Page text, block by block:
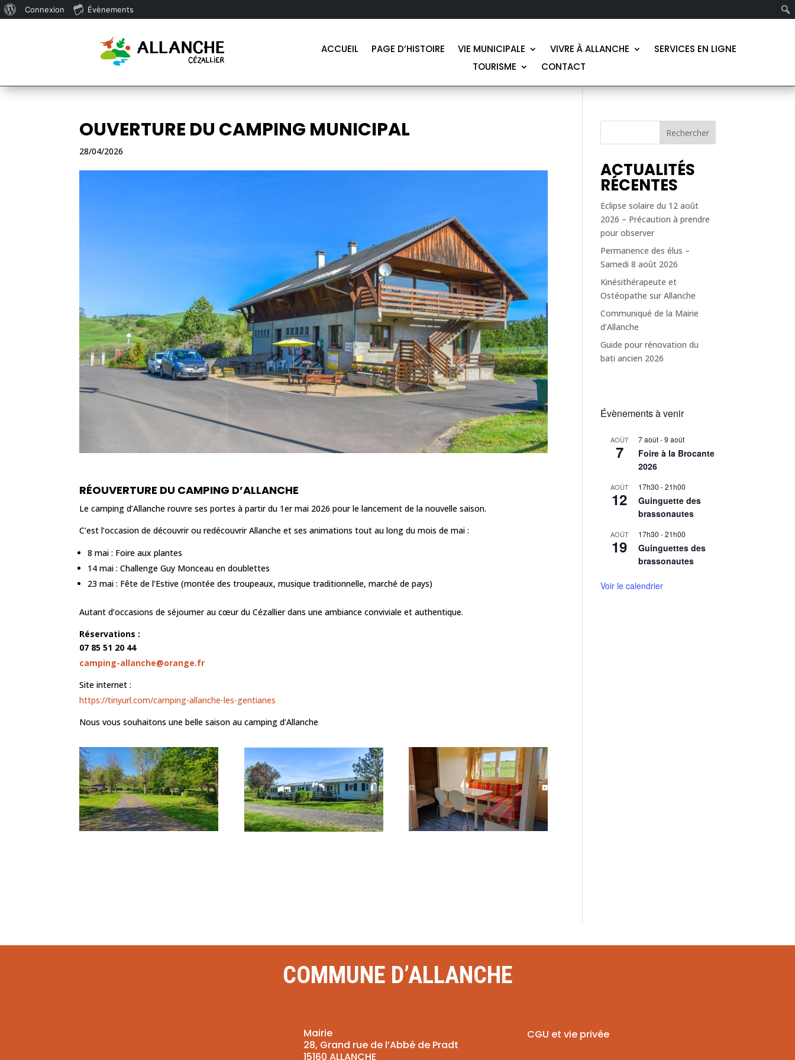
ACCUEIL PAGE D’HISTOIRE VIE MUNICIPALE VIVRE À ALLANCHE
SERVICES EN LIGNE
TOURISME
CONTACT
OUVERTURE DU CAMPING MUNICIPAL
28/04/2026
RÉOUVERTURE DU CAMPING D’ALLANCHE
Le camping d’Allanche rouvre ses portes à partir du 1er mai 2026 pour le lancement de la nouvelle saison.
C’est l’occasion de découvrir ou redécouvrir Allanche et ses animations tout au long du mois de mai :
8 mai : Foire aux plantes
14 mai : Challenge Guy Monceau en doublettes
23 mai : Fête de l’Estive (montée des troupeaux, musique traditionnelle, marché de pays)
Autant d’occasions de séjourner au cœur du Cézallier dans une ambiance conviviale et authentique.
Réservations :
07 85 51 20 44
camping-allanche@orange.fr
Site internet :
https://tinyurl.com/camping-allanche-les-gentianes
Nous vous souhaitons une belle saison au camping d’Allanche
Rechercher
ACTUALITÉS
RÉCENTES
Eclipse solaire du 12 août
2026 – Précaution à prendre
pour observer
Permanence des élus –
Samedi 8 août 2026
Kinésithérapeute et
Ostéopathe sur Allanche
Communiqué de la Mairie
d’Allanche
Guide pour rénovation du
bati ancien 2026
Évènements à venir
AOÛT
7
7 août-9 août
Foire à la Brocante
2026
AOÛT
12
17h30 -21h00
Guinguette des
brassonautes
AOÛT
19
17h30 -21h00
Guinguettes des
brassonautes
Voir le calendrier
COMMUNE D’ALLANCHE
Mairie
28, Grand rue de l’Abbé de Pradt
15160 ALLANCHE
CGU et vie privée
Connexion Évènements